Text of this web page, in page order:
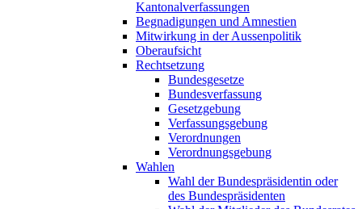
Kantonalverfassungen
Begnadigungen und Amnestien
Mitwirkung in der Aussenpolitik
Oberaufsicht
Rechtsetzung
Bundesgesetze
Bundesverfassung
Gesetzgebung
Verfassungsgebung
Verordnungen
Verordnungsgebung
Wahlen
Wahl der Bundespräsidentin oder
des Bundespräsidenten